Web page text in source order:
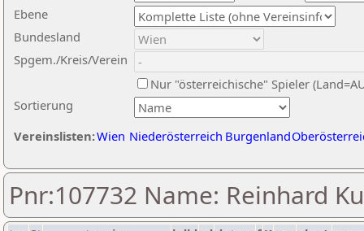
Ebene
Sortierung
Bundesland
Spgem./Kreis/Verein
Nur "österreichische" Spieler
Vereinslisten:Wien Niederösterreich Burgenland
Pnr:107732 Name: Reinhard